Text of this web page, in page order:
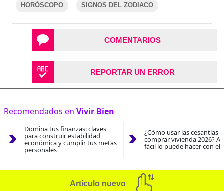
HORÓSCOPO SIGNOS DEL ZODIACO
COMENTARIOS
REPORTAR UN ERROR
Recomendados en Vivir Bien
Domina tus finanzas: claves
para construir estabilidad
económica y cumplir tus metas
personales
¿Cómo usar las cesantías
comprar vivienda 2026?
fácil lo puede hacer con el
Artículo nuevo